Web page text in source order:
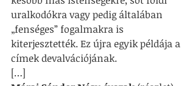
uralkodókra vagy pedig általában
„fenséges” fogalmakra is
kiterjesztették. Ez újra egyik példája a
címek devalvációjának.
[…]